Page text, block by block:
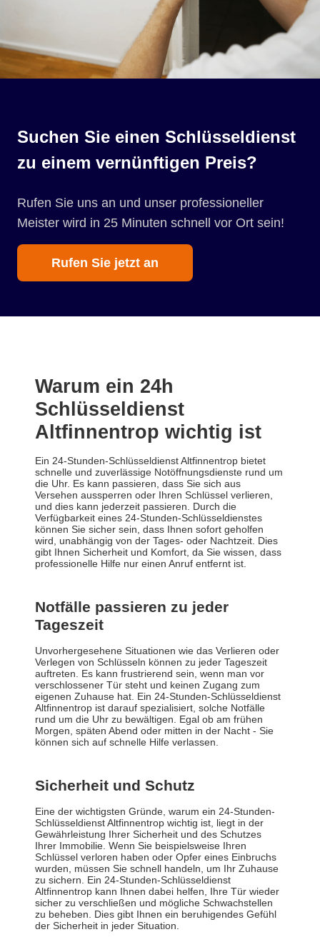
Suchen Sie einen Schlüsseldienst
zu einem vernünftigen Preis?
Rufen Sie uns an und unser professioneller
Meister wird in 25 Minuten schnell vor Ort sein!
Rufen Sie jetzt an
Warum ein 24h
Schlüsseldienst
Altfinnentrop wichtig ist
Ein 24-Stunden-Schlüsseldienst Altfinnentrop bietet
schnelle und zuverlässige Notöffnungsdienste rund um
die Uhr. Es kann passieren, dass Sie sich aus
Versehen aussperren oder Ihren Schlüssel verlieren,
und dies kann jederzeit passieren. Durch die
Verfügbarkeit eines 24-Stunden-Schlüsseldienstes
können Sie sicher sein, dass Ihnen sofort geholfen
wird, unabhängig von der Tages- oder Nachtzeit. Dies
gibt Ihnen Sicherheit und Komfort, da Sie wissen, dass
professionelle Hilfe nur einen Anruf entfernt ist.
Notfälle passieren zu jeder
Tageszeit
Unvorhergesehene Situationen wie das Verlieren oder
Verlegen von Schlüsseln können zu jeder Tageszeit
auftreten. Es kann frustrierend sein, wenn man vor
verschlossener Tür steht und keinen Zugang zum
eigenen Zuhause hat. Ein 24-Stunden-Schlüsseldienst
Altfinnentrop ist darauf spezialisiert, solche Notfälle
rund um die Uhr zu bewältigen. Egal ob am frühen
Morgen, späten Abend oder mitten in der Nacht - Sie
können sich auf schnelle Hilfe verlassen.
Sicherheit und Schutz
Eine der wichtigsten Gründe, warum ein 24-Stunden-
Schlüsseldienst Altfinnentrop wichtig ist, liegt in der
Gewährleistung Ihrer Sicherheit und des Schutzes
Ihrer Immobilie. Wenn Sie beispielsweise Ihren
Schlüssel verloren haben oder Opfer eines Einbruchs
wurden, müssen Sie schnell handeln, um Ihr Zuhause
zu sichern. Ein 24-Stunden-Schlüsseldienst
Altfinnentrop kann Ihnen dabei helfen, Ihre Tür wieder
sicher zu verschließen und mögliche Schwachstellen
zu beheben. Dies gibt Ihnen ein beruhigendes Gefühl
der Sicherheit in jeder Situation.